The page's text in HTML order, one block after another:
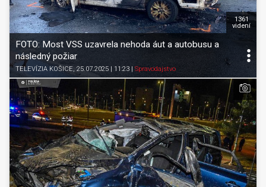
FOTO: Most VSS uzavrela nehoda áut a autobusu a
následný požiar
TELEVÍZIA KOŠICE, 25.07.2025 | 11:23 | Spravodajstvo
1361
videní